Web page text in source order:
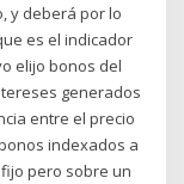
y deberá por lo
es el indicador
elijo bonos del
generados
entre el precio
indexados a
pero sobre un